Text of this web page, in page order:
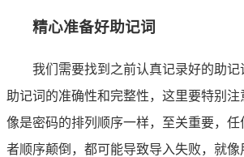
精心准备好助记词
我们需要找到之前认真记录好的助记
助记词的准确性和完整性，这里要特别
像是密码的排列顺序一样，至关重要，
者顺序颠倒，都可能导致导入失败，就